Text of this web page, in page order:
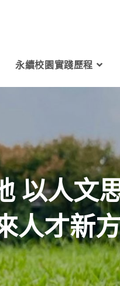
永續校園實踐歷程
以人文
人才新